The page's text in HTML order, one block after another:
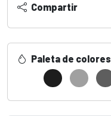
Compartir
Paleta de colores